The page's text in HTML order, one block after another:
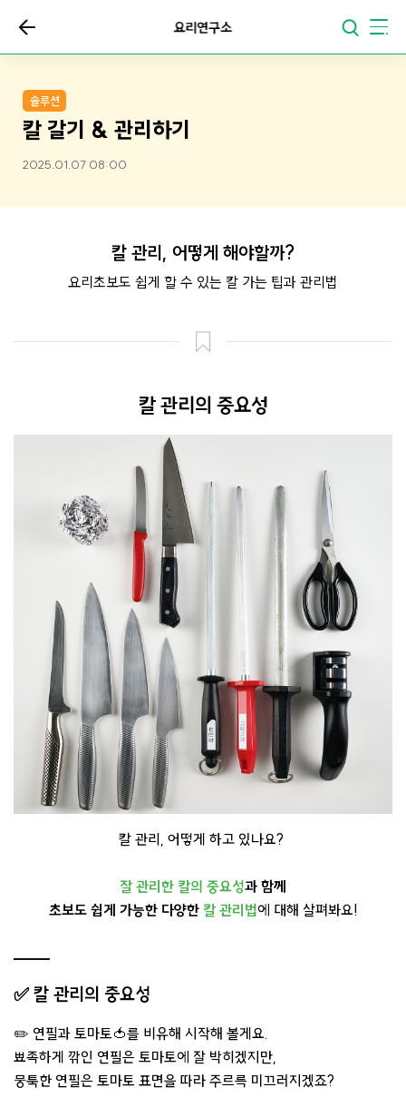
요리연구소
솔루션
칼 갈기 & 관리하기
2025.01.07 08:00
칼 관리, 어떻게 해야할까?
요리초보도 쉽게 할 수 있는 칼 가는 팁과 관리법
칼 관리의 중요성
칼 관리, 어떻게 하고 있나요?
잘 관리한 칼의 중요성과 함께
초보도 쉽게 가능한 다양한칼 관리법에 대해 살펴봐요!
✅ 칼 관리의 중요성
✏️ 연필과 토마토🍅를 비유해 시작해 볼게요.
뾰족하게 깎인 연필은 토마토에 잘 박히겠지만,
뭉툭한 연필은 토마토 표면을 따라 주르륵 미끄러지겠죠?